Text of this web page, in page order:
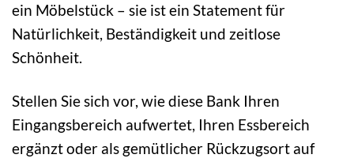
ein Möbelstück – sie ist ein Statement für
Natürlichkeit, Beständigkeit und zeitlose
Schönheit.
Stellen Sie sich vor, wie diese Bank Ihren
Eingangsbereich aufwertet, Ihren Essbereich
ergänzt oder als gemütlicher Rückzugsort auf